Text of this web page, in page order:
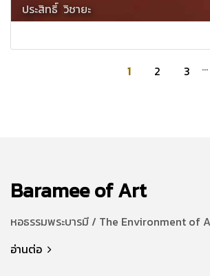
ประสิทธิ์ วิชายะ
1 2 3 ...
Baramee of Art
หอธรรมพระบารมี / The Environment of
อ่านต่อ